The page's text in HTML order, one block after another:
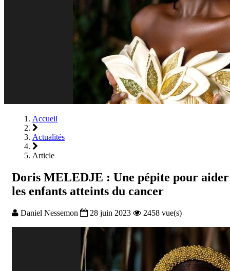
Accueil
Actualités
Article
Doris MELEDJE : Une pépite pour aider
les enfants atteints du cancer
Daniel Nessemon 28 juin 2023 2458 vue(s)